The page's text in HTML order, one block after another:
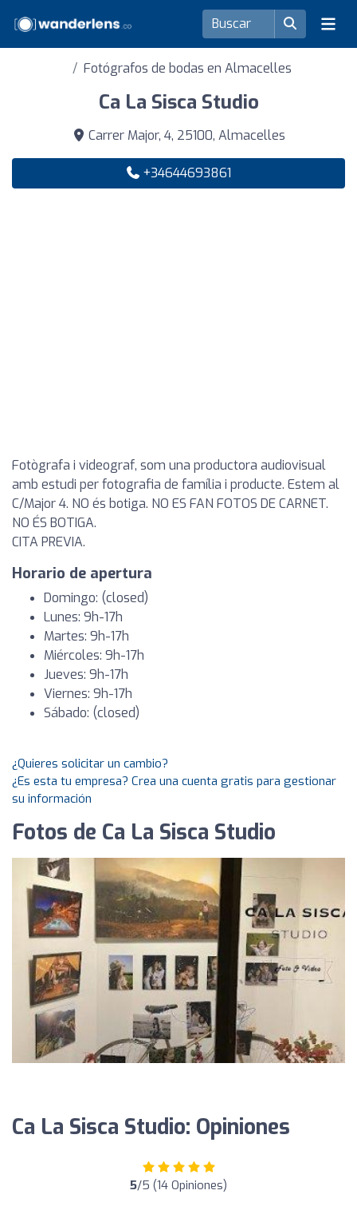
Fotógrafos de bodas en Almacelles
Ca La Sisca Studio
Carrer Major, 4, 25100, Almacelles
+34644693861
Fotògrafa i videograf, som una productora audiovisual
amb estudi per fotografia de família i producte. Estem al
C/Major 4. NO és botiga. NO ES FAN FOTOS DE CARNET.
NO ÉS BOTIGA.
CITA PREVIA.
Horario de apertura
Domingo: (closed)
Lunes: 9h-17h
Martes: 9h-17h
Miércoles: 9h-17h
Jueves: 9h-17h
Viernes: 9h-17h
Sábado: (closed)
¿Quieres solicitar un cambio?
¿Es esta tu empresa? Crea una cuenta gratis para gestionar
su información
Fotos de Ca La Sisca Studio
Ca La Sisca Studio: Opiniones
5/5 (14 Opiniones)